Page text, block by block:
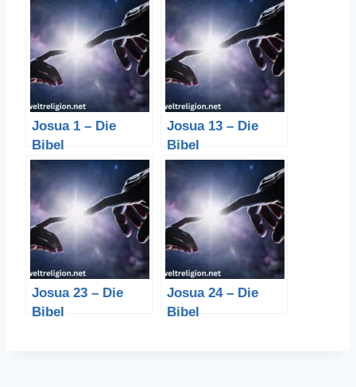
Josua 1 – Die
Bibel
Josua 13 – Die
Bibel
Josua 23 – Die
Bibel
Josua 24 – Die
Bibel